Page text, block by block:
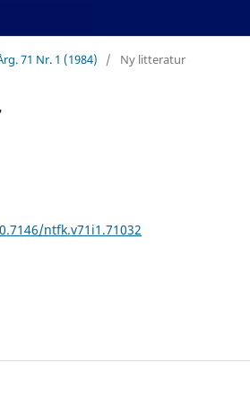
71 Nr. 1 (1984) / Ny litteratur
ntfk.v71i1.71032